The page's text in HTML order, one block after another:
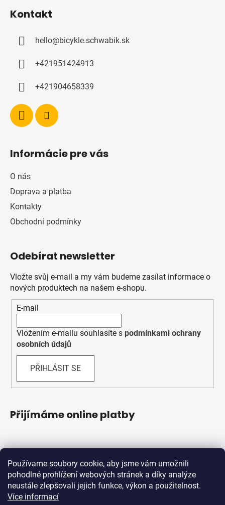
Používame soubory cookie, aby jsme vám umožnili
pohodlné prohlížení webových stránek a díky analýze
neustále zlepšovali jejich funkce, výkon a použitelnost.
Více informací
Kontakt
hello@bicykle.schwabik.sk
+421951424913
+421904658339
Informácie pre vás
O nás
Doprava a platba
Kontakty
Obchodní podmínky
Odebírat newsletter
Vložte svůj e-mail a my vám budeme zasílat informace o
nových produktech na našem e-shopu.
E-mail
Vložením e-mailu souhlasíte s podmínkami ochrany
osobních údajů
PŘIHLÁSIT SE
Přijímáme online platby